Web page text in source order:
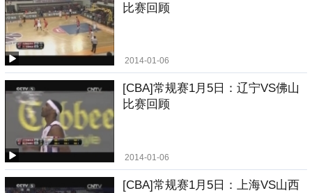
比赛回顾
2014-01-06
[CBA]常规赛1月5日：辽宁VS佛山
比赛回顾
2014-01-06
[CBA]常规赛1月5日：上海VS山西